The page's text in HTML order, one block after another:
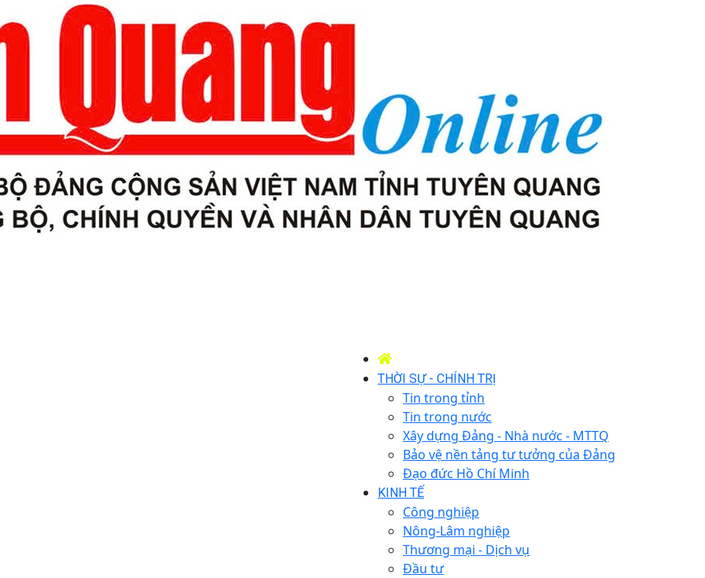
THỜI SỰ - CHÍNH TRỊ
Tin trong tỉnh
Tin trong nước
Xây dựng Đảng - Nhà nước - MTTQ
Bảo vệ nền tảng tư tưởng của Đảng
Đạo đức Hồ Chí Minh
KINH TẾ
Công nghiệp
Nông-Lâm nghiệp
Thương mại - Dịch vụ
Đầu tư